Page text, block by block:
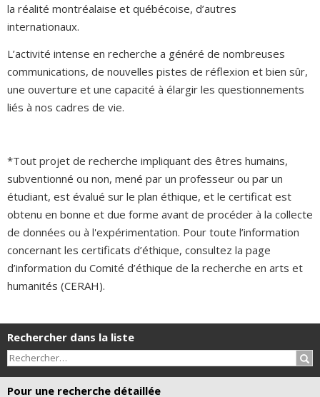
la réalité montréalaise et québécoise, d’autres
internationaux.
L’activité intense en recherche a généré de nombreuses
communications, de nouvelles pistes de réflexion et bien sûr,
une ouverture et une capacité à élargir les questionnements
liés à nos cadres de vie.
*Tout projet de recherche impliquant des êtres humains,
subventionné ou non, mené par un professeur ou par un
étudiant, est évalué sur le plan éthique, et le certificat est
obtenu en bonne et due forme avant de procéder à la collecte
de données ou à l'expérimentation. Pour toute l’information
concernant les certificats d’éthique, consultez la page
d’information du Comité d’éthique de la recherche en arts et
humanités (CERAH).
Rechercher dans la liste
Pour une recherche détaillée